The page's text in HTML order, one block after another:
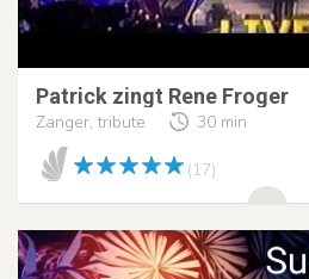
Patrick zingt Rene Froger
Zanger, tribute 30 min
(17)